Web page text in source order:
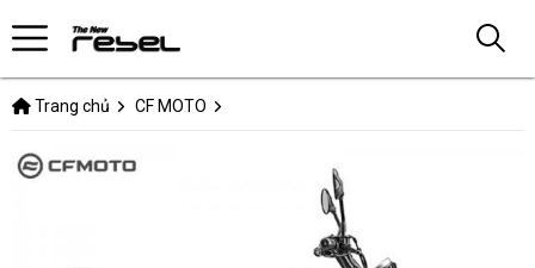
Trang chủ CF MOTO